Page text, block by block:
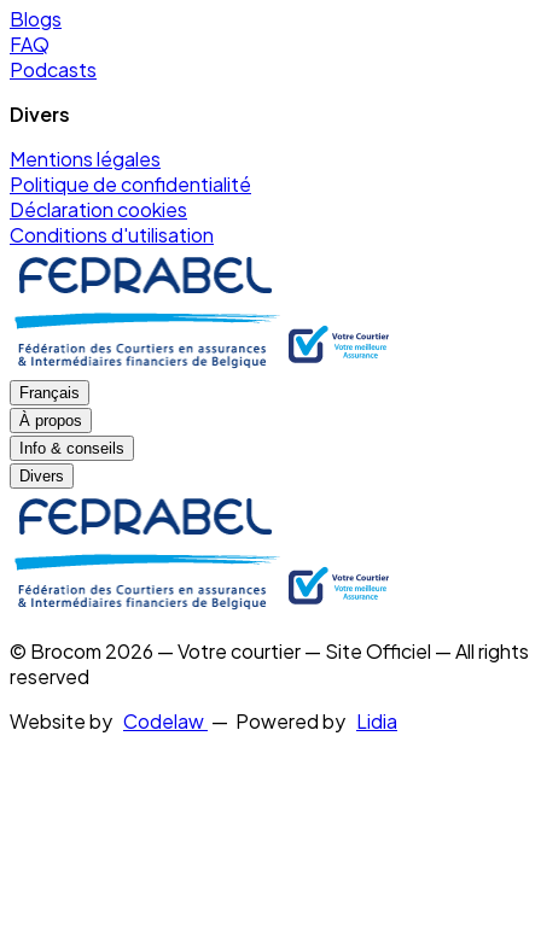
Blogs
FAQ
Podcasts
Divers
Mentions légales
Politique de confidentialité
Déclaration cookies
Conditions d'utilisation
Français
À propos
Info & conseils
Divers
© Brocom 2026 — Votre courtier — Site Officiel — All rights
reserved
Website by Codelaw — Powered by Lidia